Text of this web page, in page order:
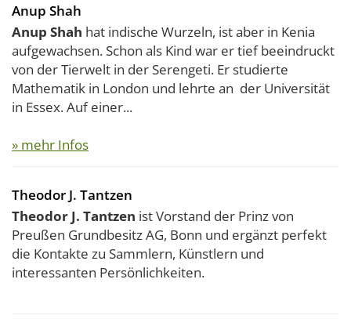
Anup Shah
Anup Shah hat indische Wurzeln, ist aber in Kenia
aufgewachsen. Schon als Kind war er tief beeindruckt
von der Tierwelt in der Serengeti. Er studierte
Mathematik in London und lehrte an der Universität
in Essex. Auf einer...
» mehr Infos
Theodor J. Tantzen
Theodor J. Tantzen ist Vorstand der Prinz von
Preußen Grundbesitz AG, Bonn und ergänzt perfekt
die Kontakte zu Sammlern, Künstlern und
interessanten Persönlichkeiten.